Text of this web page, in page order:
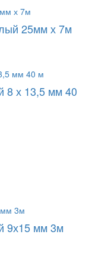
25мм х 7м
8 х 13,5 мм 40
9х15 мм 3м